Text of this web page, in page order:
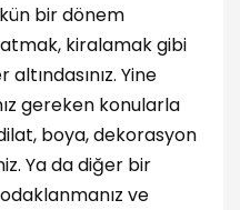
bir dönem
kiralamak gibi
Yine
gereken konularla
boya, dekorasyon
Ya da diğer bir
ve